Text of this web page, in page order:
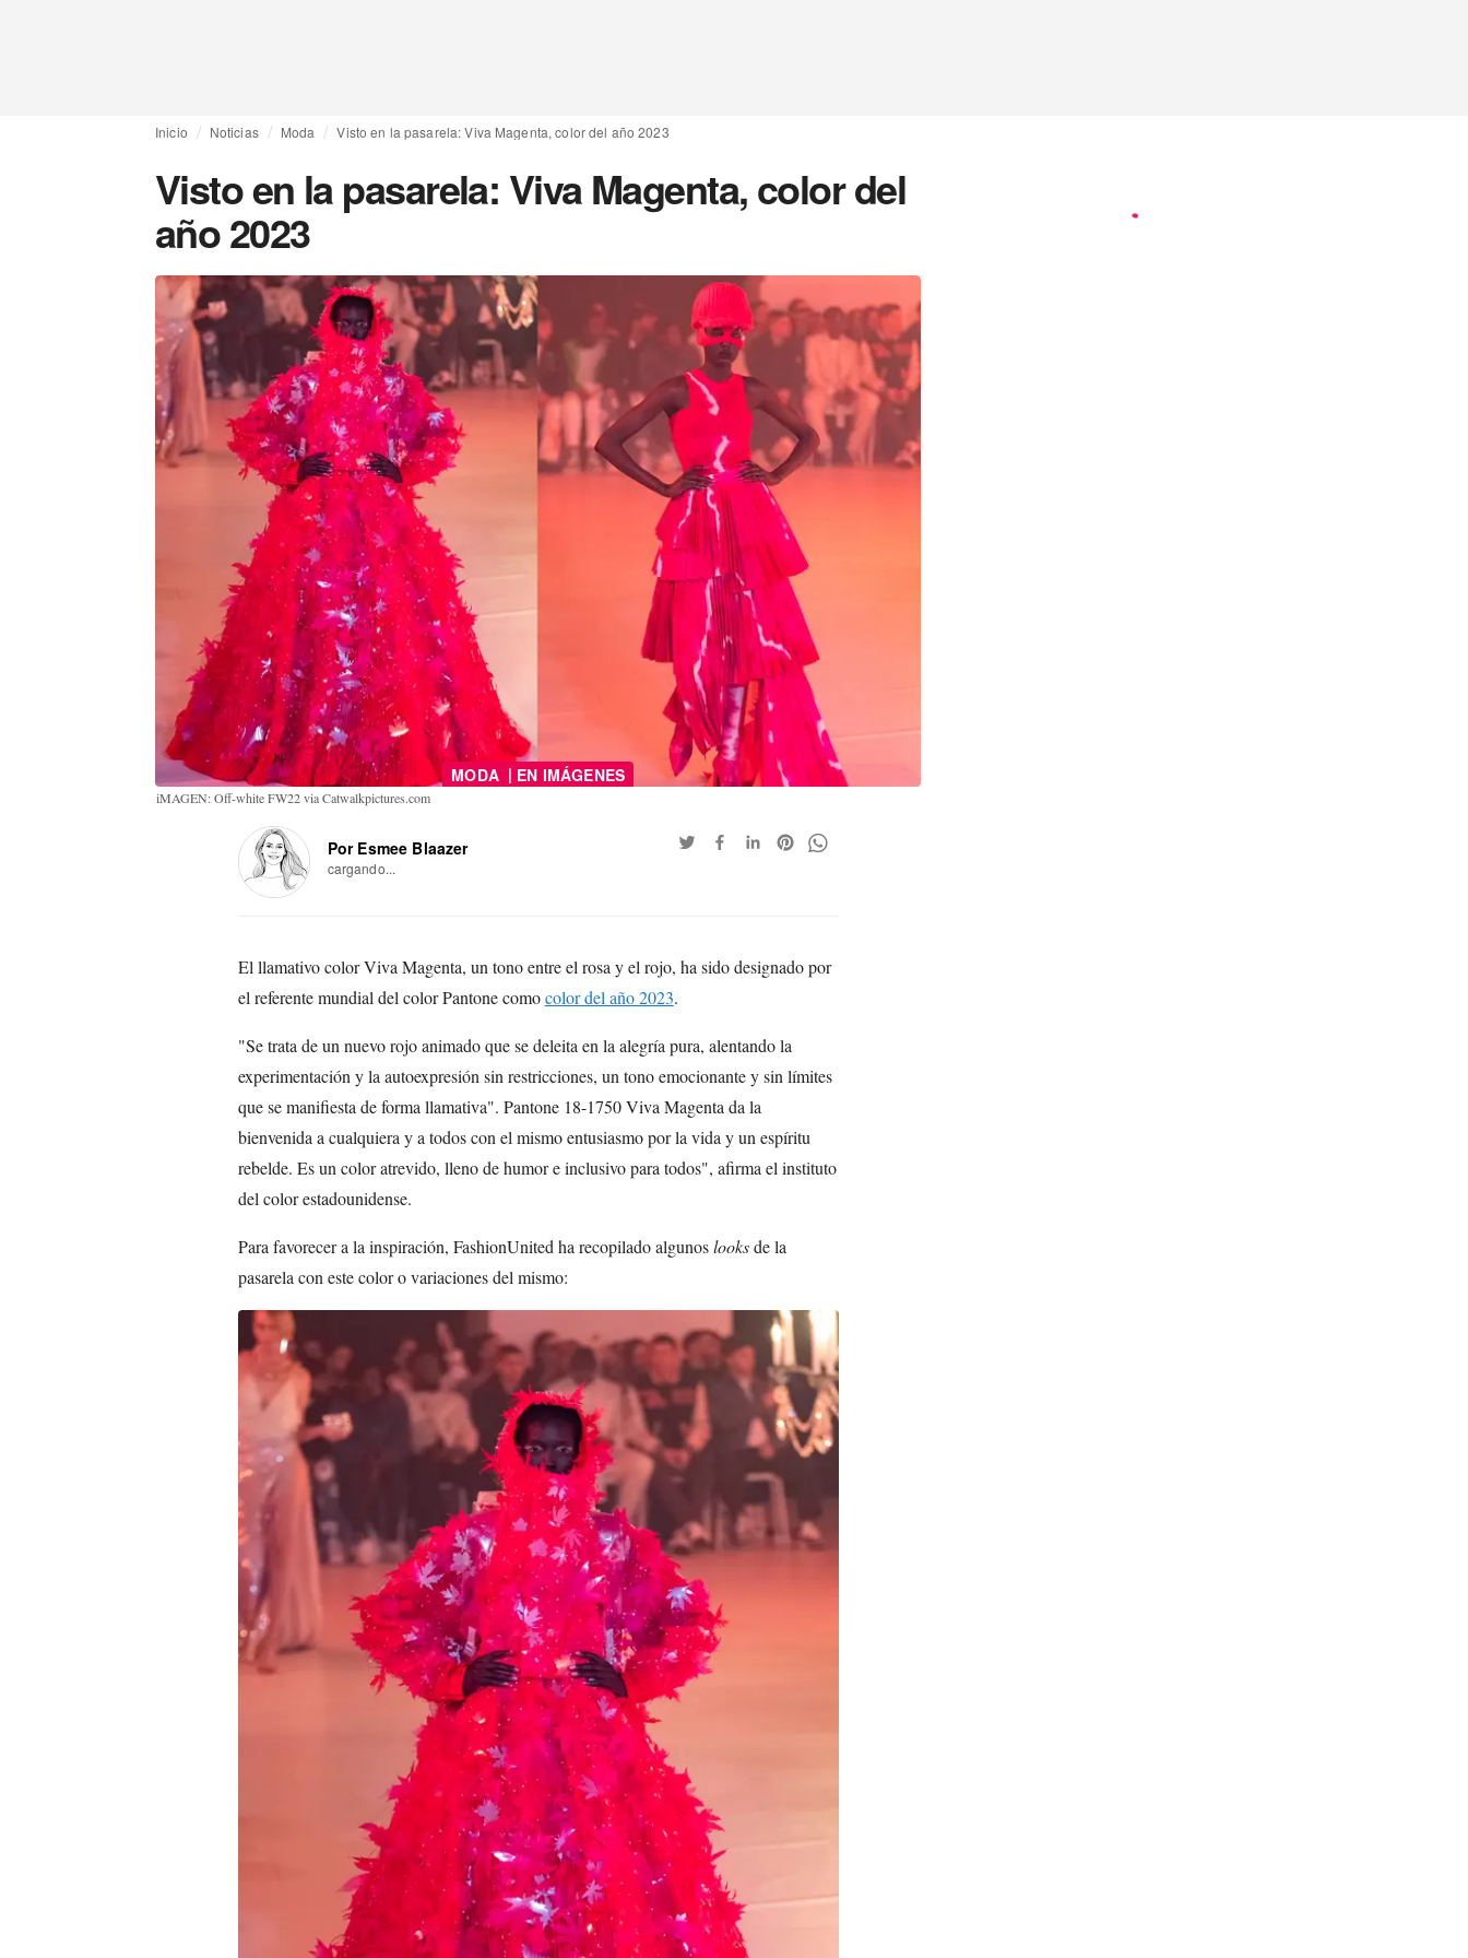
Inicio Noticias Moda Visto en la pasarela: Viva Magenta, color del año 2023
Visto en la pasarela: Viva Magenta, color del
año 2023
MODA | EN IMÁGENES
iMAGEN: Off-white FW22 via Catwalkpictures.com
Por Esmee Blaazer
cargando...
El llamativo color Viva Magenta, un tono entre el rosa y el rojo, ha sido designado por
el referente mundial del color Pantone comocolor del año 2023.
"Se trata de un nuevo rojo animado que se deleita en la alegría pura, alentando la
experimentación y la autoexpresión sin restricciones, un tono emocionante y sin límites
que se manifiesta de forma llamativa". Pantone 18-1750 Viva Magenta da la
bienvenida a cualquiera y a todos con el mismo entusiasmo por la vida y un espíritu
rebelde. Es un color atrevido, lleno de humor e inclusivo para todos", afirma el instituto
del color estadounidense.
Para favorecer a la inspiración, FashionUnited ha recopilado algunoslooksde la
pasarela con este color o variaciones del mismo: